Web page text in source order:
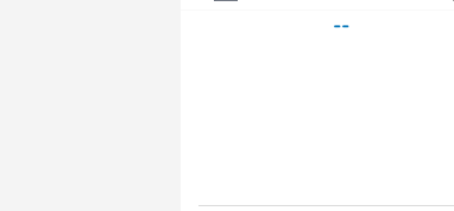
Frankfurt am Main
--